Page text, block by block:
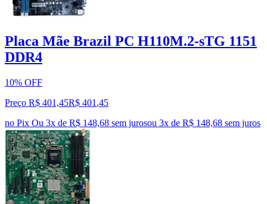
Placa Mãe Brazil PC H110M.2-sTG 1151
DDR4
10% OFF
Preço R$ 401,45R$ 401 ,45
no Pix Ou 3x de R$ 148,68 sem jurosou 3x de R$ 148,68 sem juros